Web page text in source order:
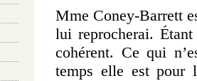
Mme Coney-Barrett
lui reprocherai.
cohérent. Ce qui
temps elle est pour